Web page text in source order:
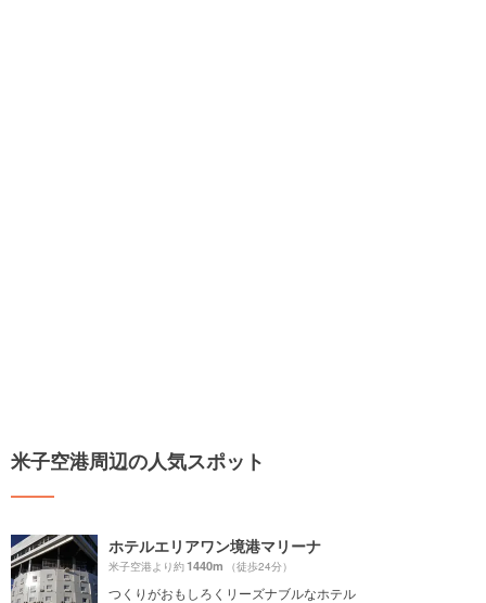
米子空港周辺の人気スポット
ホテルエリアワン境港マリーナ
米子空港より約1440m （徒歩24分）
つくりがおもしろくリーズナブルなホテル